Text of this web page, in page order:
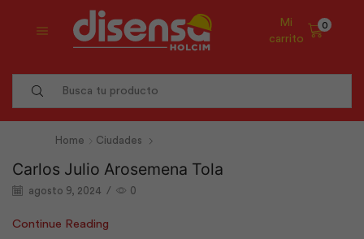
Mi
carrito
0
Home Ciudades
Carlos Julio Arosemena Tola
agosto 9, 2024 / 0
Continue Reading